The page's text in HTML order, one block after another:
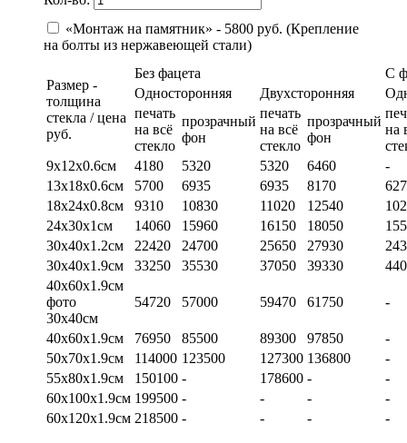
«Монтаж на памятник» - 5800 руб. (Крепление
на болты из нержавеющей стали)
Размер -
толщина
стекла / цена
руб.
Без фацета
С
Односторонняя
Двухсторонняя
печать
на всё
стекло
прозрачный
фон
печать
на всё
стекло
прозрачный
фон
на
9х12х0.6см
4180 5320 5320 6460
-
13х18х0.6см
5700 6935 6935 8170
18х24х0.8см
9310 10830 11020 12540
24х30х1см
14060 15960 16150 18050
30х40х1.2см
22420 24700 25650 27930
30х40х1.9см
33250 35530 37050 39330
40х60х1.9см
фото
30х40см
54720 57000 59470 61750 -
40х60х1.9см 76950 85500 89300 97850
-
50х70х1.9см
114000 123500 127300 136800
-
55х80х1.9см
150100 - 178600 -
-
60х100х1.9см 199500 - - -
-
60х120х1.9см 218500 - - - -